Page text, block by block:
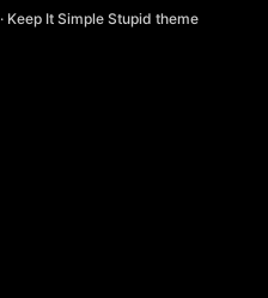
· Keep It Simple Stupid theme